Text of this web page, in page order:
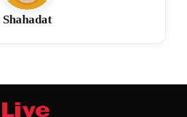
Shahadat